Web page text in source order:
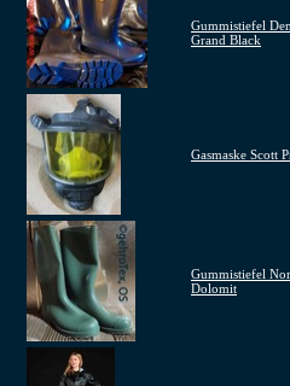
Gummistiefel
Grand Black
Gasmaske Scott
Gummistiefel
Dolomit